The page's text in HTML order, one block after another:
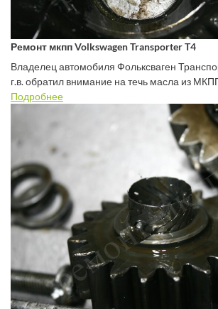
Ремонт мкпп Volkswagen Transporter T4
Владелец автомобиля Фольксваген
г.в. обратил внимание на течь масла из
Подробнее